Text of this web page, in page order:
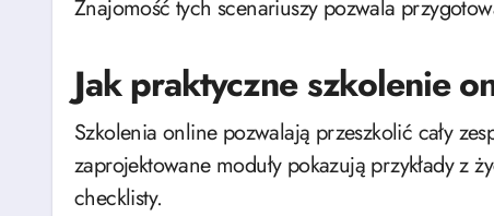
Znajomość tych scenariuszy pozwala
Jak praktyczne szkolenie
Szkolenia online pozwalają przeszkolić cały
zaprojektowane moduły pokazują przykłady z
checklisty.